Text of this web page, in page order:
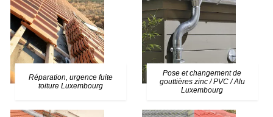
Réparation, urgence fuite
toiture Luxembourg
Pose et changement de
gouttières zinc / PVC / Alu
Luxembourg